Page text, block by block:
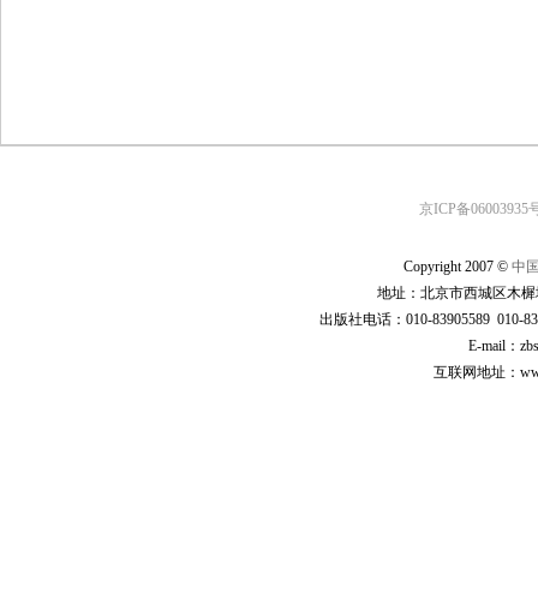
京ICP备06003935
Copyright 2007 © 中
地址：北京市西城区木
出版社电话：010-83905589 010-
E-mail：
互联网地址：